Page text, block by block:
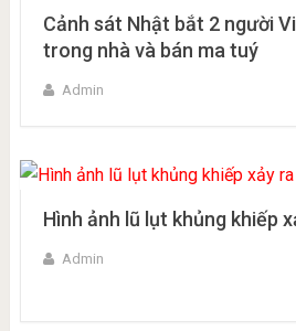
Cảnh sát Nhật bắt 2 người
trong nhà và bán ma tuý
Admin
Hình ảnh lũ lụt khủng khiếp
Admin